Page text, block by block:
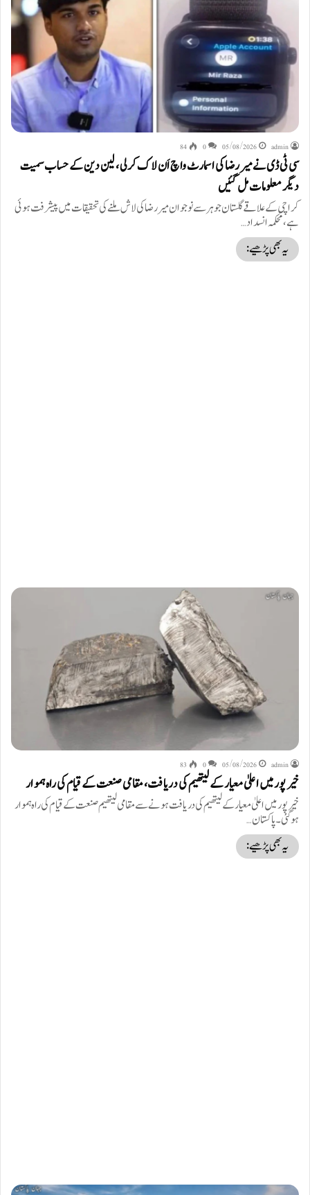
admin
05/08/2026
0
84
سی ٹی ڈی نے میر رضا کی اسمارٹ واچ اَن لاک کرلی، لین دین کے حساب سمیت
دیگر معلومات مل گئیں
کراچی کے علاقے گلستان جوہر سے نوجوان میر رضا کی لاش ملنے کی تحقیقات میں پیشرفت ہوئی
ہے، محکمہ انسداد…
یہ بھی پڑھیے:
admin
05/08/2026
0
83
خیرپور میں اعلیٰ معیار کے لیتھیم کی دریافت، مقامی صنعت کے قیام کی راہ ہموار
خیرپور میں اعلیٰ معیار کے لیتھیم کی دریافت ہونے سے مقامی لیتھیم صنعت کے قیام کی راہ ہموار
ہوگئی۔ پاکستان…
یہ بھی پڑھیے: